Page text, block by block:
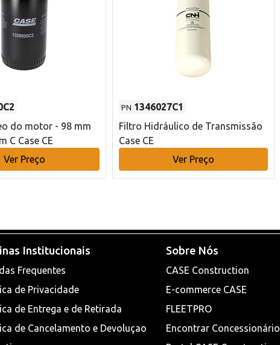
do motor - 98 mm
C Case CE
Ver Preço
PN 1346027C1
Filtro Hidráulico de Transmissão
Case CE
Ver Preço
Institucionais
Frequentes
de Privacidade
de Entrega e de Retirada
de Cancelamento e Devoluçao
Sobre Nós
CASE Construction
E-commerce CASE
FLEETPRO
Encontrar Concessionário